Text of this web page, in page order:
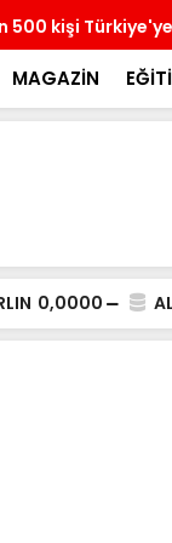
500 kişi
MAGAZİN
0,0000